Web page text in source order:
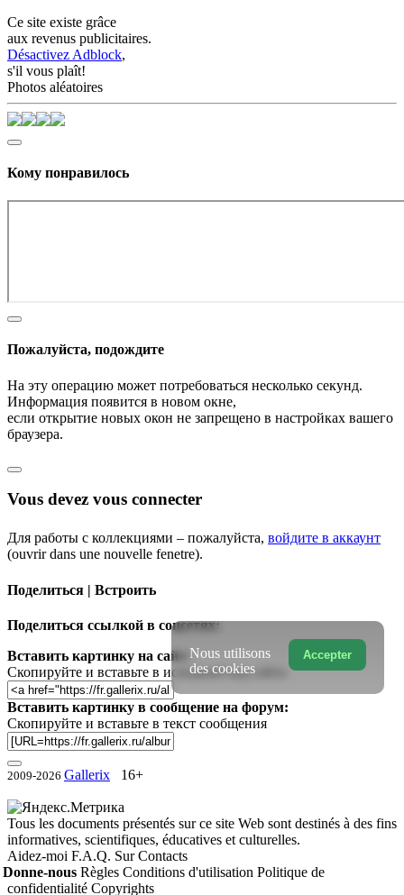
Ce site existe grâce
aux revenus publicitaires.
Désactivez Adblock,
s'il vous plaît!
Photos aléatoires
Кому понравилось
Пожалуйста, подождите
На эту операцию может потребоваться несколько секунд.
Информация появится в новом окне,
если открытие новых окон не запрещено в настройках вашего
браузера.
Vous devez vous connecter
Для работы с коллекциями – пожалуйста, войдите в аккаунт
(ouvrir dans une nouvelle fenetre).
Поделиться | Встроить
Поделиться ссылкой в соцсетях:
Вставить картинку на сайт:
Скопируйте и вставьте в исходный код сайта
Вставить картинку в сообщение на форум:
Скопируйте и вставьте в текст сообщения
2009-2026 Gallerix 16+
Tous les documents présentés sur ce site Web sont destinés à des fins
informatives, scientifiques, éducatives et culturelles.
Aidez-moi F.A.Q. SurContacts
Donne-nous Règles Conditions d'utilisation Politique de
confidentialité Copyrights
Accepter
Nous utilisons
des cookies